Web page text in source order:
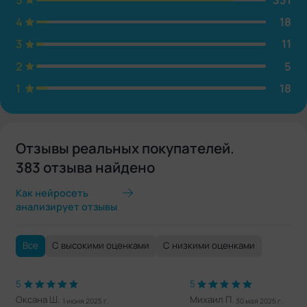
4
18
3
11
2
5
1
18
Отзывы реальных покупателей.
383 отзыва найдено
Как нейросеть
анализирует отзывы
Все С высокими оценками С низкими оценками
5
Оксана Ш. 1 июня 2025 г.
5
Михаил П. 30 мая 2025 г.